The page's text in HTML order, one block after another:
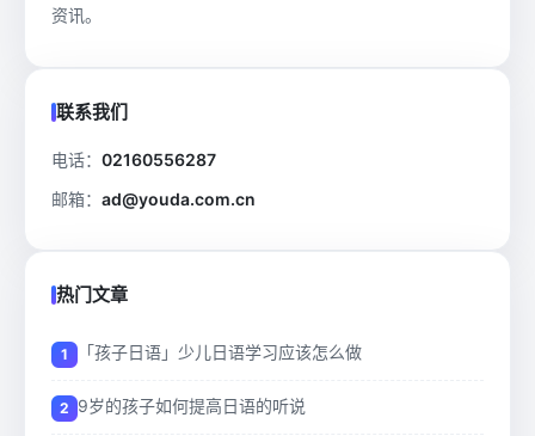
资讯。
联系我们
电话： 02160556287
邮箱： ad@youda.com.cn
热门文章
「孩子日语」少儿日语学习应该怎么做
9岁的孩子如何提高日语的听说